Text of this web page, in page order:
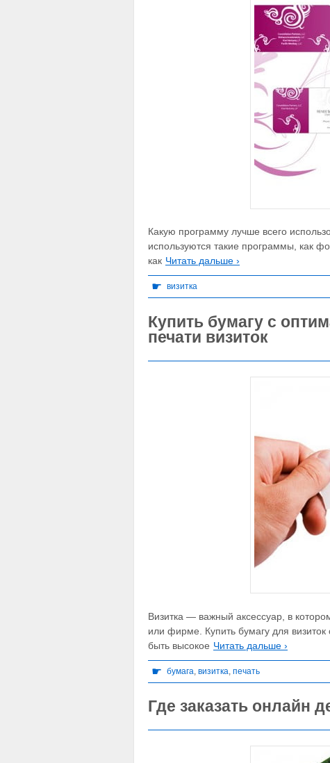
Какую программу лучше всего
используются такие программы, как
как Читать дальше ›
☛ визитка
Купить бумагу с
печати визиток
Визитка — важный аксессуар, в
или фирме. Купить бумагу для
быть высокое Читать дальше ›
☛ бумага визитка печать
Где заказать онлайн